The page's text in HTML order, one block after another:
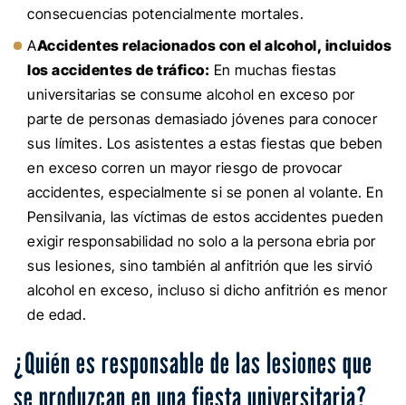
consecuencias potencialmente mortales.
AAccidentes relacionados con el alcohol, incluidos
los accidentes de tráfico: En muchas fiestas
universitarias se consume alcohol en exceso por
parte de personas demasiado jóvenes para conocer
sus límites. Los asistentes a estas fiestas que beben
en exceso corren un mayor riesgo de provocar
accidentes, especialmente si se ponen al volante. En
Pensilvania, las víctimas de estos accidentes pueden
exigir responsabilidad no solo a la persona ebria por
sus lesiones, sino también al anfitrión que les sirvió
alcohol en exceso, incluso si dicho anfitrión es menor
de edad.
¿Quién es responsable de las lesiones que
se produzcan en una fiesta universitaria?